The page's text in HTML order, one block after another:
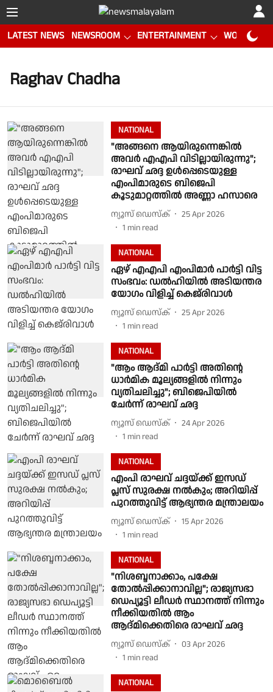
LATEST NEWS NEWSROOM ENTERTAINMENT WORLD CUP
Raghav Chadha
NATIONAL
"അങ്ങനെ ആയിരുന്നെങ്കില്‍
അവര്‍ എഎപി വിടില്ലായിരുന്നു";
രാഘവ് ഛദ്ദ ഉള്‍പ്പെടെയുള്ള
എംപിമാരുടെ ബിജെപി
കൂടുമാറ്റത്തില്‍ അണ്ണാ ഹസാരെ
ന്യൂസ് ഡെസ്ക്
25 Apr 2026
1 min read
NATIONAL
ഏഴ് എഎപി എംപിമാർ പാർട്ടി വിട്ട
സംഭവം: ഡൽഹിയിൽ അടിയന്തര
യോഗം വിളിച്ച് കെജ്‌രിവാൾ
ന്യൂസ് ഡെസ്ക്
25 Apr 2026
1 min read
NATIONAL
"ആം ആദ്മി പാര്‍ട്ടി അതിന്റെ
ധാര്‍മിക മൂല്യങ്ങളില്‍ നിന്നും
വ്യതിചലിച്ചു"; ബിജെപിയില്‍
ചേര്‍ന്ന് രാഘവ് ഛദ്ദ
ന്യൂസ് ഡെസ്ക്
24 Apr 2026
1 min read
NATIONAL
എംപി രാഘവ് ചദ്ദയ്ക്ക് ഇസഡ്
പ്ലസ് സുരക്ഷ നൽകും; അറിയിപ്പ്
പുറത്തുവിട്ട് ആഭ്യന്തര മന്ത്രാലയം
ന്യൂസ് ഡെസ്ക്
15 Apr 2026
1 min read
NATIONAL
"നിശബ്ദനാക്കാം, പക്ഷേ
തോൽപ്പിക്കാനാവില്ല"; രാജ്യസഭാ
ഡെപ്യൂട്ടി ലീഡർ സ്ഥാനത്ത് നിന്നും
നീക്കിയതിൽ ആം
ആദ്മിക്കെതിരെ രാഘവ് ഛദ്ദ
ന്യൂസ് ഡെസ്ക്
03 Apr 2026
1 min read
NATIONAL